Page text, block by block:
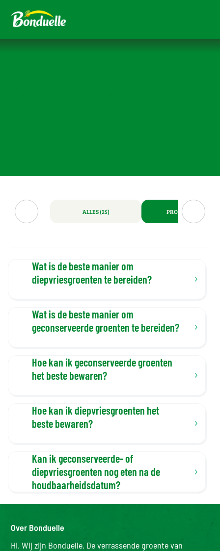
ALLES (25) PRODUCTEN (5)
Wat is de beste manier om
diepvriesgroenten te bereiden?
Wat is de beste manier om
geconserveerde groenten te bereiden?
Hoe kan ik geconserveerde groenten
het beste bewaren?
Hoe kan ik diepvriesgroenten het
beste bewaren?
Kan ik geconserveerde- of
diepvriesgroenten nog eten na de
houdbaarheidsdatum?
Over Bonduelle
Hi. Wij zijn Bonduelle. De verrassende groente van